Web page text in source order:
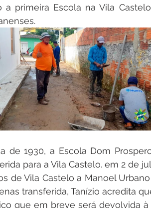
Processo Seletivo Simplificados
Edital Audiência pública
a primeira Escola na Vila
de 1930, a Escola Dom
para a Vila Castelo. em 2 de
de Vila Castelo a Manoel
transferida, Tanízio acredita
que em breve será devolvida